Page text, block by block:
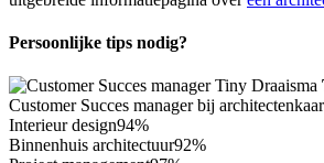
Persoonlijke tips nodig?
Customer Succes manager bij
Interieur design94%
Binnenhuis architectuur92%